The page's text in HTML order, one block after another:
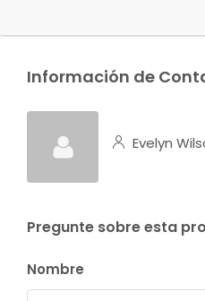
Información de
Evelyn
Pregunte sobre esta
Nombre